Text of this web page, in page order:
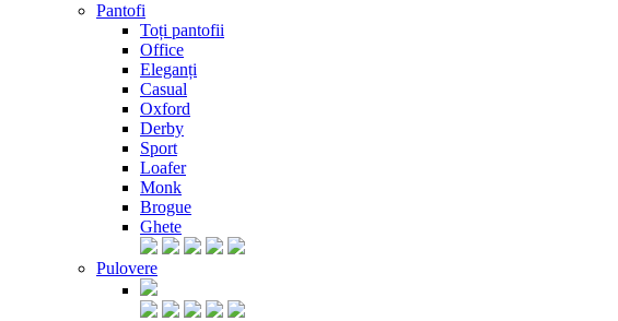
Pantofi
Toți pantofii
Office
Eleganți
Casual
Oxford
Derby
Sport
Loafer
Monk
Brogue
Ghete
Pulovere